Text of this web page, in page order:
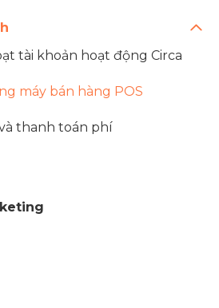
tài khoản hoạt động Circa
máy bán hàng POS
thanh toán phí